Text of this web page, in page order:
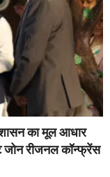
का मूल आधार
जोन रीजनल कॉन्फ्रेंस